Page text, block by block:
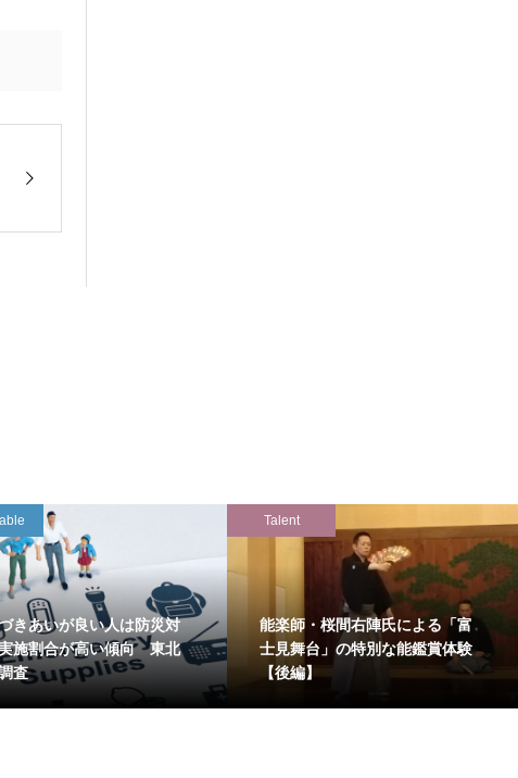
きあいが良い人は防災対
施割合が高い傾向 東北
査
Talent
能楽師・桜間右陣氏による「富
士見舞台」の特別な能鑑賞体験
【後編】